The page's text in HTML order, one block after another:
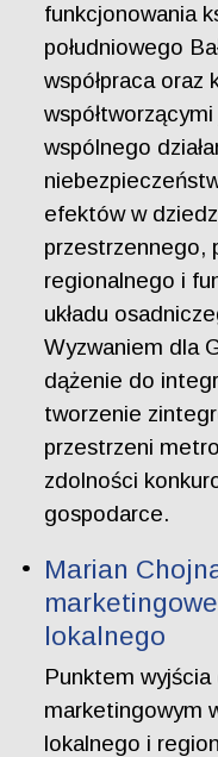
funkcjonowania
południowego
współpraca oraz
wspólnego
efektów w
przestrzennego,
regionalnego i
układu
Wyzwaniem dla
dążenie do
tworzenie
przestrzeni
zdolności
gospodarce.
Marian
lokalnego
Punktem
marketingowym
lokalnego i